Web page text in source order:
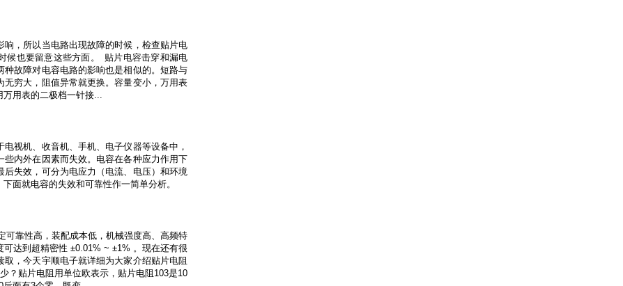
，所以当电路出现故障的时候，检查贴片电
候也要留意这些方面。 贴片电容击穿和漏电
故障对电容电路的影响也是相似的。短路与
穷大，阻值异常就更换。容量变小，万用表
用表的二极档一针接...
视机、收音机、手机、电子仪器等设备中，
内外在因素而失效。电容在各种应力作用下
失效，可分为电应力（电流、电压）和环境
面就电容的失效和可靠性作一简单分析。
可靠性高，装配成本低，机械强度高、高频特
达到超精密性 ±0.01% ~ ±1% 。现在还有很
，今天宇顺电子就详细为大家介绍贴片电阻
？贴片电阻用单位欧表示，贴片电阻103是10